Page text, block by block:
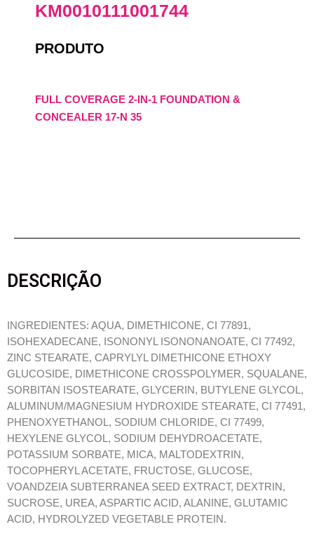
KM0010111001744
PRODUTO
FULL COVERAGE 2-IN-1 FOUNDATION &
CONCEALER 17-N 35
DESCRIÇÃO
INGREDIENTES: AQUA, DIMETHICONE, CI 77891,
ISOHEXADECANE, ISONONYL ISONONANOATE, CI 77492,
ZINC STEARATE, CAPRYLYL DIMETHICONE ETHOXY
GLUCOSIDE, DIMETHICONE CROSSPOLYMER, SQUALANE,
SORBITAN ISOSTEARATE, GLYCERIN, BUTYLENE GLYCOL,
ALUMINUM/MAGNESIUM HYDROXIDE STEARATE, CI 77491,
PHENOXYETHANOL, SODIUM CHLORIDE, CI 77499,
HEXYLENE GLYCOL, SODIUM DEHYDROACETATE,
POTASSIUM SORBATE, MICA, MALTODEXTRIN,
TOCOPHERYL ACETATE, FRUCTOSE, GLUCOSE,
VOANDZEIA SUBTERRANEA SEED EXTRACT, DEXTRIN,
SUCROSE, UREA, ASPARTIC ACID, ALANINE, GLUTAMIC
ACID, HYDROLYZED VEGETABLE PROTEIN.